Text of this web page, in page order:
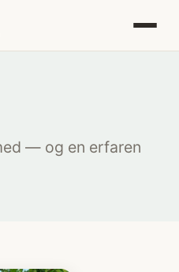
— og en erfaren